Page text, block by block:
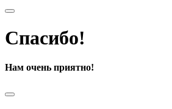
Спасибо!
Нам очень приятно!